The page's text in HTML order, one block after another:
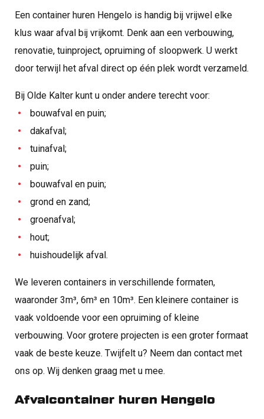
Een container huren Hengelo is handig bij vrijwel elke
klus waar afval bij vrijkomt. Denk aan een verbouwing,
renovatie, tuinproject, opruiming of sloopwerk. U werkt
door terwijl het afval direct op één plek wordt verzameld.
Bij Olde Kalter kunt u onder andere terecht voor:
bouwafval en puin;
dakafval;
tuinafval;
puin;
bouwafval en puin;
grond en zand;
groenafval;
hout;
huishoudelijk afval.
We leveren containers in verschillende formaten,
waaronder 3m³, 6m³ en 10m³. Een kleinere container is
vaak voldoende voor een opruiming of kleine
verbouwing. Voor grotere projecten is een groter formaat
vaak de beste keuze. Twijfelt u? Neem dan contact met
ons op. Wij denken graag met u mee.
Afvalcontainer huren Hengelo